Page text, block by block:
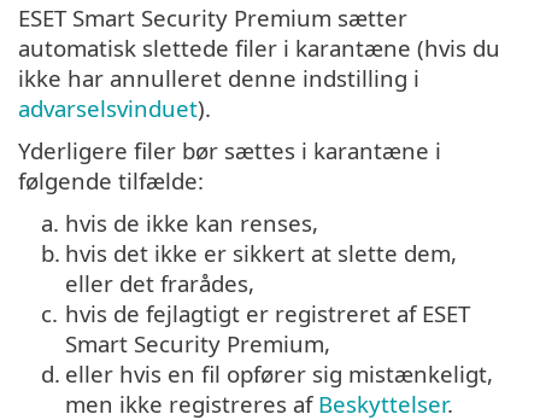
ESET Smart Security Premium sætter
automatisk slettede filer i karantæne (hvis du
ikke har annulleret denne indstilling i
advarselsvinduet).
Yderligere filer bør sættes i karantæne i
følgende tilfælde:
a. hvis de ikke kan renses,
b. hvis det ikke er sikkert at slette dem,
eller det frarådes,
c. hvis de fejlagtigt er registreret af ESET
Smart Security Premium,
d. eller hvis en fil opfører sig mistænkeligt,
men ikke registreres af Beskyttelser.